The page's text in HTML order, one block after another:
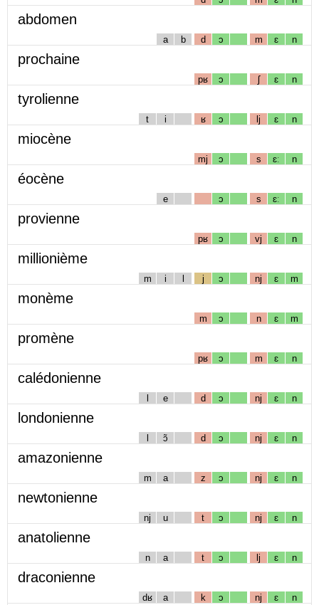
abdomen
a b d ɔ m ɛ n
prochaine
pʁ ɔ ʃ ɛ n
tyrolienne
t i ʁ ɔ lj ɛ n
miocène
mj ɔ s ɛː n
éocène
e ɔ s ɛː n
provienne
pʁ ɔ vj ɛ n
millionième
m i l j ɔ nj ɛ m
monème
m ɔ n ɛ m
promène
pʁ ɔ m ɛ n
calédonienne
l e d ɔ nj ɛ n
londonienne
l ɔ̃ d ɔ nj ɛ n
amazonienne
m a z ɔ nj ɛ n
newtonienne
nj u t ɔ nj ɛ n
anatolienne
n a t ɔ lj ɛ n
draconienne
dʁ a k ɔ nj ɛ n